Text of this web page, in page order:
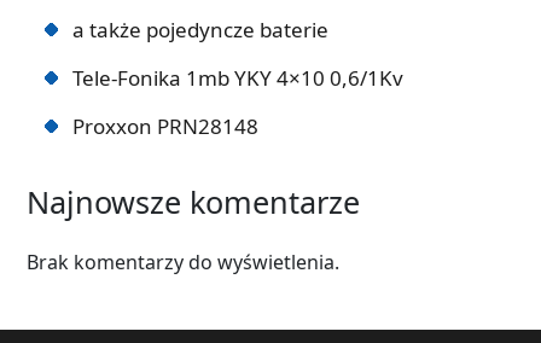
a także pojedyncze baterie
Tele-Fonika 1mb YKY 4×10 0,6/1Kv
Proxxon PRN28148
Najnowsze komentarze
Brak komentarzy do wyświetlenia.